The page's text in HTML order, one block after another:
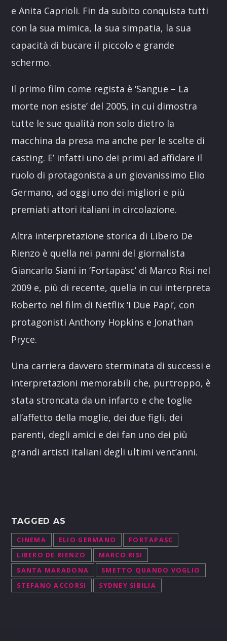
e Anita Caprioli. Fin da subito conquista tutti
con la sua mimica, la sua simpatia, la sua
capacità di bucare il piccolo e grande
schermo.
Il primo film come regista è ‘Sangue – La
morte non esiste’ del 2005, in cui dimostra
tutte le sue qualità non solo dietro la
macchina da presa ma anche per le scelte di
casting. E’ infatti uno dei primi ad affidare il
ruolo di protagonista a un giovanissimo Elio
Germano, ad oggi uno dei migliori e più
premiati attori italiani in circolazione.
Altra interpretazione storica di Libero De
Rienzo è quella nei panni del giornalista
Giancarlo Siani in ‘Fortapàsc’ di Marco Risi nel
2009 e, più di recente, quella in cui interpreta
Roberto nel film di Netflix ‘I Due Papi’, con
protagonisti Anthony Hopkins e Jonathan
Pryce.
Una carriera davvero sterminata di successi e
interpretazioni memorabili che, purtroppo, è
stata stroncata da un infarto e che toglie
all’affetto della moglie, dei due figli, dei
parenti, degli amici e dei fan uno dei più
grandi artisti italiani degli ultimi vent’anni.
TAGGED AS
CINEMA ELIO GERMANO
FORTAPASC
LIBERO DE RIENZO
MARCO RISI
SANTA MARADONA
SMETTO QUANDO VOGLIO
STEFANO ACCORSI
SYDNEY SIBILIA